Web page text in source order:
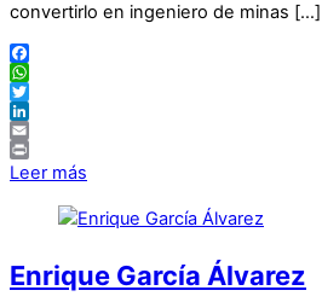
convertirlo en ingeniero de minas […]
Facebook
WhatsApp
Twitter
LinkedIn
Email
Print
Leer más
Enrique García Álvarez